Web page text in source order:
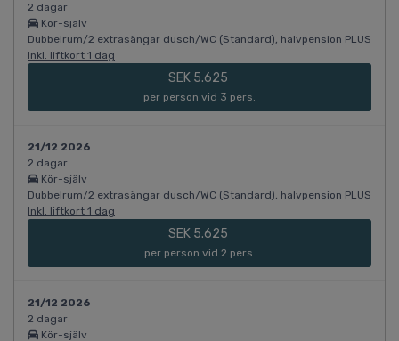
2 dagar
Kör-själv
Dubbelrum/2 extrasängar dusch/WC (Standard), halvpension PLUS
Inkl. liftkort 1 dag
SEK 5.625
per person vid 3 pers.
21/12 2026
2 dagar
Kör-själv
Dubbelrum/2 extrasängar dusch/WC (Standard), halvpension PLUS
Inkl. liftkort 1 dag
SEK 5.625
per person vid 2 pers.
21/12 2026
2 dagar
Kör-själv